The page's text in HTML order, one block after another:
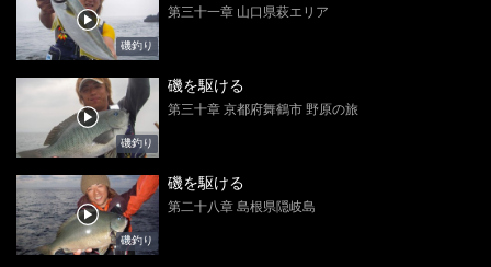
磯釣り
第三十一章 山口県萩エリア
磯釣り
磯を駆ける
第三十章 京都府舞鶴市 野原の旅
磯釣り
磯を駆ける
第二十八章 島根県隠岐島